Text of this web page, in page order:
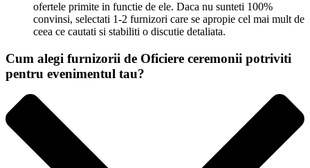
ofertele primite in functie de ele. Daca nu sunteti 100%
convinsi, selectati 1-2 furnizori care se apropie cel mai mult de
ceea ce cautati si stabiliti o discutie detaliata.
Cum alegi furnizorii de Oficiere ceremonii potriviti
pentru evenimentul tau?